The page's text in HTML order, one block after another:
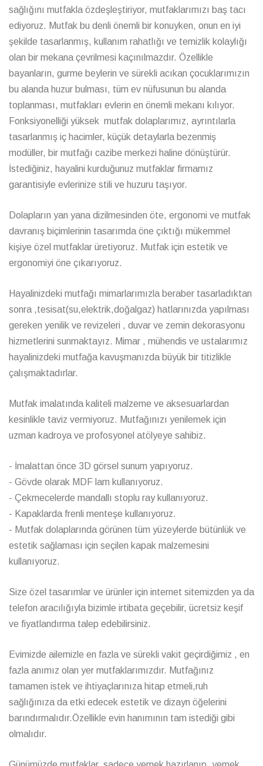
sağlığını mutfakla özdeşleştiriyor, mutfaklarımızı baş tacı
ediyoruz. Mutfak bu denli önemli bir konuyken, onun en iyi
şekilde tasarlanmış, kullanım rahatlığı ve temizlik kolaylığı
olan bir mekana çevrilmesi kaçınılmazdır. Özellikle
bayanların, gurme beylerin ve sürekli acıkan çocuklarımızın
bu alanda huzur bulması, tüm ev nüfusunun bu alanda
toplanması, mutfakları evlerin en önemli mekanı kılıyor.
Fonksiyonelliği yüksek mutfak dolaplarımız, ayrıntılarla
tasarlanmış iç hacimler, küçük detaylarla bezenmiş
modüller, bir mutfağı cazibe merkezi haline dönüştürür.
İstediğiniz, hayalini kurduğunuz mutfaklar firmamız
garantisiyle evlerinize stili ve huzuru taşıyor.
Dolapların yan yana dizilmesinden öte, ergonomi ve mutfak
davranış biçimlerinin tasarımda öne çıktığı mükemmel
kişiye özel mutfaklar üretiyoruz. Mutfak için estetik ve
ergonomiyi öne çıkarıyoruz.
Hayalinizdeki mutfağı mimarlarımızla beraber tasarladıktan
sonra ,tesisat(su,elektrik,doğalgaz) hatlarınızda yapılması
gereken yenilik ve revizeleri , duvar ve zemin dekorasyonu
hizmetlerini sunmaktayız. Mimar , mühendis ve ustalarımız
hayalinizdeki mutfağa kavuşmanızda büyük bir titizlikle
çalışmaktadırlar.
Mutfak imalatında kaliteli malzeme ve aksesuarlardan
kesinlikle taviz vermiyoruz. Mutfağınızı yenilemek için
uzman kadroya ve profosyonel atölyeye sahibiz.
- İmalattan önce 3D görsel sunum yapıyoruz.
- Gövde olarak MDF lam kullanıyoruz.
- Çekmecelerde mandallı stoplu ray kullanıyoruz.
- Kapaklarda frenli menteşe kullanıyoruz.
- Mutfak dolaplarında görünen tüm yüzeylerde bütünlük ve
estetik sağlaması için seçilen kapak malzemesini
kullanıyoruz.
Size özel tasarımlar ve ürünler için internet sitemizden ya da
telefon aracılığıyla bizimle irtibata geçebilir, ücretsiz keşif
ve fiyatlandırma talep edebilirsiniz.
Evimizde ailemizle en fazla ve sürekli vakit geçirdiğimiz , en
fazla anımız olan yer mutfaklarımızdır. Mutfağınız
tamamen istek ve ihtiyaçlarınıza hitap etmeli,ruh
sağlığınıza da etki edecek estetik ve dizayn öğelerini
barındırmalıdır.Özellikle evin hanımının tam istediği gibi
olmalıdır.